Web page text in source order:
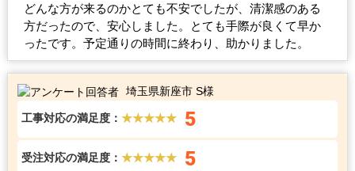
どんな方が来るのかとても不安でしたが、清潔感のある
方だったので、安心しました。とても手際が良くて早か
ったです。予定通りの時間に終わり、助かりました。
埼玉県新座市 S様
工事対応の満足度： ★★★★★ 5
受注対応の満足度： ★★★★★ 5